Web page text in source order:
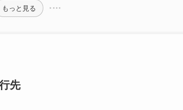
もっと見る
先